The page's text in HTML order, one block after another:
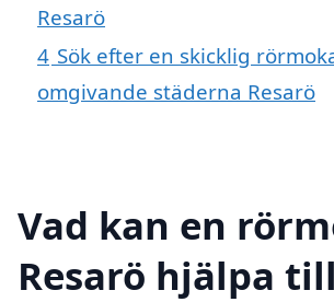
Resarö
4 Sök efter en skicklig
omgivande städerna Resarö
Vad kan en
Resarö hjälpa